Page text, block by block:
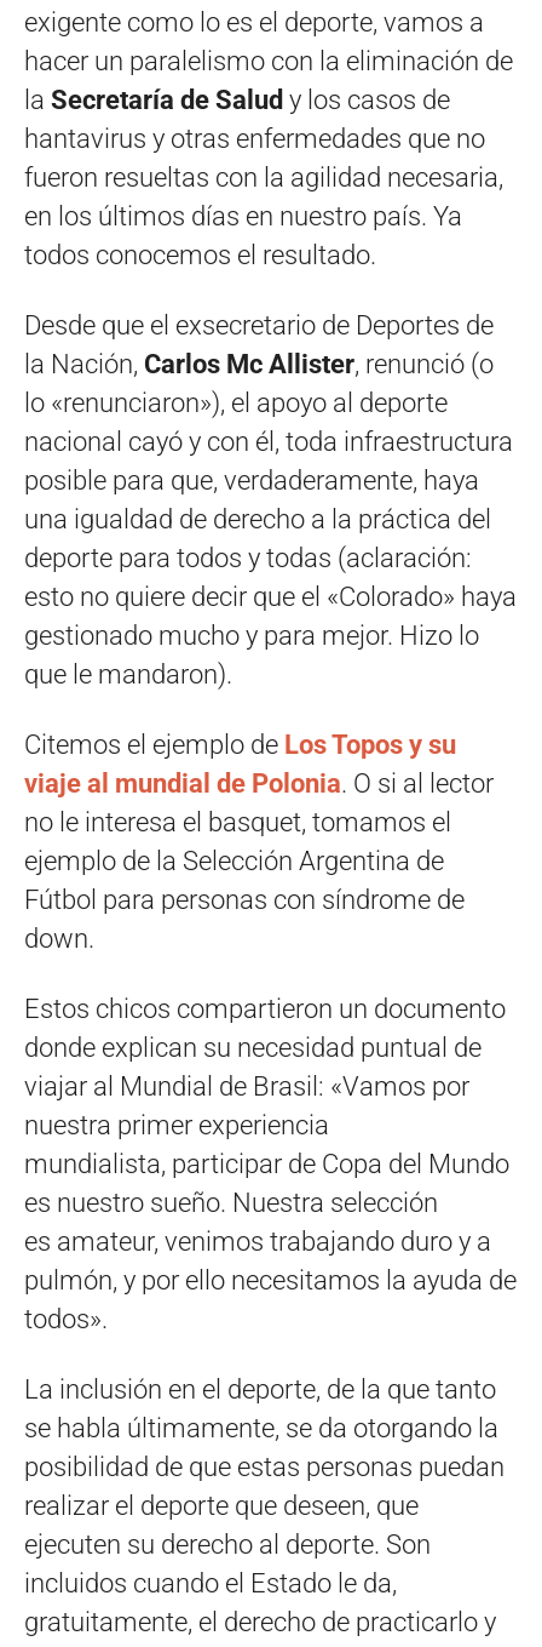
exigente como lo es el deporte, vamos a
hacer un paralelismo con la eliminación de
la Secretaría de Salud y los casos de
hantavirus y otras enfermedades que no
fueron resueltas con la agilidad necesaria,
en los últimos días en nuestro país. Ya
todos conocemos el resultado.
Desde que el exsecretario de Deportes de
la Nación, Carlos Mc Allister, renunció (o
lo «renunciaron»), el apoyo al deporte
nacional cayó y con él, toda infraestructura
posible para que, verdaderamente, haya
una igualdad de derecho a la práctica del
deporte para todos y todas (aclaración:
esto no quiere decir que el «Colorado» haya
gestionado mucho y para mejor. Hizo lo
que le mandaron).
Citemos el ejemplo de Los Topos y su
viaje al mundial de Polonia. O si al lector
no le interesa el basquet, tomamos el
ejemplo de la Selección Argentina de
Fútbol para personas con síndrome de
down.
Estos chicos compartieron un documento
donde explican su necesidad puntual de
viajar al Mundial de Brasil: «Vamos por
nuestra primer experiencia
mundialista, participar de Copa del Mundo
es nuestro sueño. Nuestra selección
es amateur, venimos trabajando duro y a
pulmón, y por ello necesitamos la ayuda de
todos».
La inclusión en el deporte, de la que tanto
se habla últimamente, se da otorgando la
posibilidad de que estas personas puedan
realizar el deporte que deseen, que
ejecuten su derecho al deporte. Son
incluidos cuando el Estado le da,
gratuitamente, el derecho de practicarlo y